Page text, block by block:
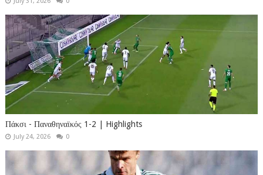
Πάκσι - Παναθηναϊκός 1-2 | Highlights
July 24, 2026 0